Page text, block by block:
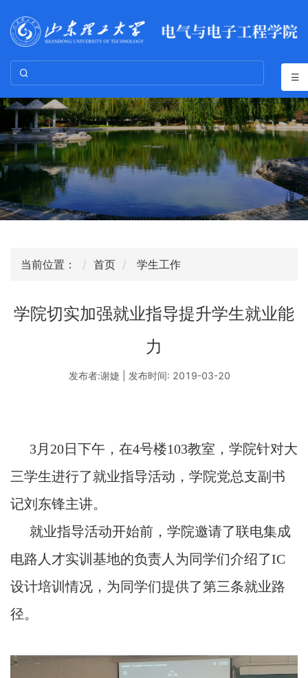
当前位置： 首页 学生工作
学院切实加强就业指导提升学生就业能
力
发布者:谢婕 | 发布时间: 2019-03-20
3月 20日下午，在4号楼103教室，学院针对大
三学生进行了就业指导活动，学院党总支副书
记刘东锋主讲。
就业指导活动开始前，学院邀请了联电集成
电路人才实训基地的负责人为同学们介绍了IC
设计培训情况，为同学们提供了第三条就业路
径。